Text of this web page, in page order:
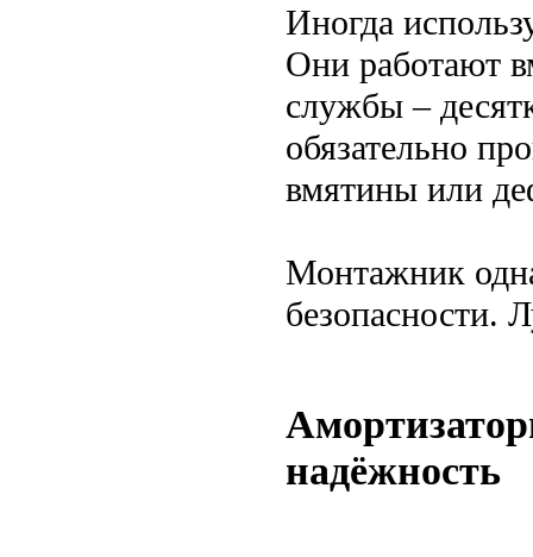
Иногда
Они работают
службы –
обязательно
вмятины или
Монтажник
безопасности.
надёжность